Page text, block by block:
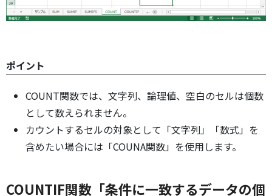
ポイント
COUNT関数では、文字列、論理値、空白のセルは個数
として数えられません。
カウントするセルの対象として「文字列」「数式」を
含めたい場合には「COUNA関数」を使用します。
COUNTIF関数「条件に一致するデータの個